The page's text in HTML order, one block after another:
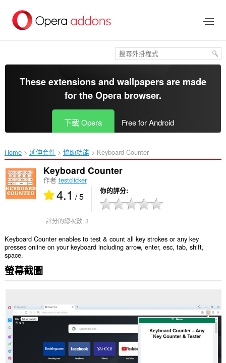
區
These extensions and wallpapers are made
for theOpera browser.
下載 Opera Free for Android
Home 延伸套件 協助功能 Keyboard Counter‎
Keyboard Counter
作者 testclicker
4.1 / 5 你的評分
評分的總次數:3
Keyboard Counter enables to test & count all key strokes or any key
presses online on your keyboard including arrow, enter, esc, tab, shift,
space.
螢幕截圖